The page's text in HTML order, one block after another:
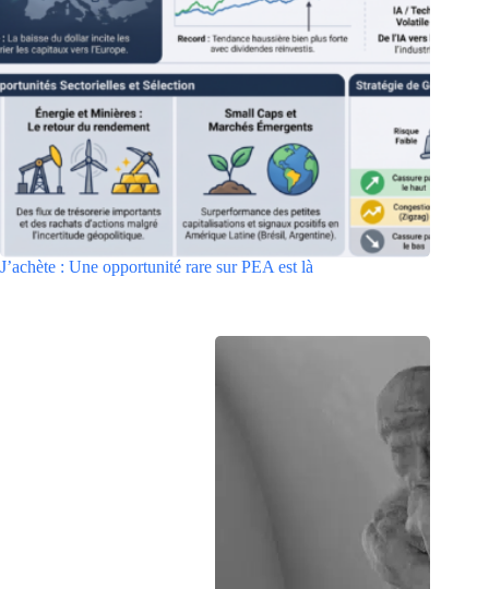
J’achète : Une opportunité rare sur PEA est là